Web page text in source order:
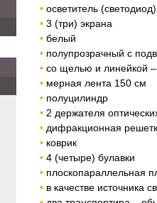
осветитель (светодиод)
3 (три) экрана
белый
полупрозрачный с
со щелью и линейкой
мерная лента 150 см
полуцилиндр
2 держателя
дифракционная
коврик
4 (четыре) булавки
плоскопараллельная
в качестве источника